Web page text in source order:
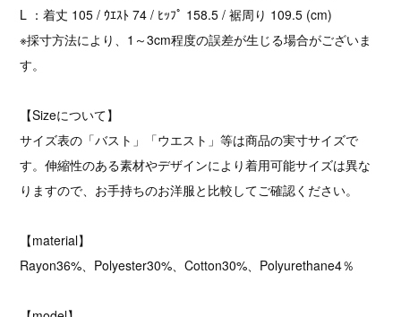
L ：着丈 105 / ｳｴｽﾄ 74 / ﾋｯﾌﾟ 158.5 / 裾周り 109.5 (cm)
※採寸方法により、1～3cm程度の誤差が生じる場合がございま
す。
【Sizeについて】
サイズ表の「バスト」「ウエスト」等は商品の実寸サイズで
す。伸縮性のある素材やデザインにより着用可能サイズは異な
りますので、お手持ちのお洋服と比較してご確認ください。
【material】
Rayon36%、Polyester30%、Cotton30%、Polyurethane4％